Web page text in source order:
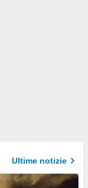
Ultime notizie